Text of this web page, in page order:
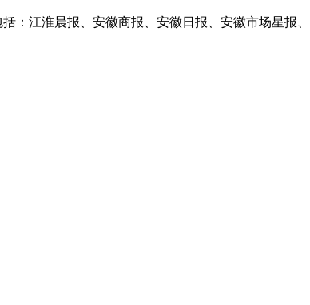
：江淮晨报、安徽商报、安徽日报、安徽市场星